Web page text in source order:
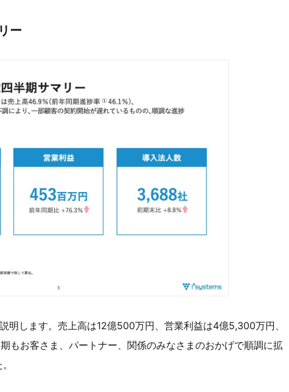
ー
明します。売上高は12億500万円、営業利益は4億5,300万円、
もお客さま、パートナー、関係のみなさまのおかげで順調に拡